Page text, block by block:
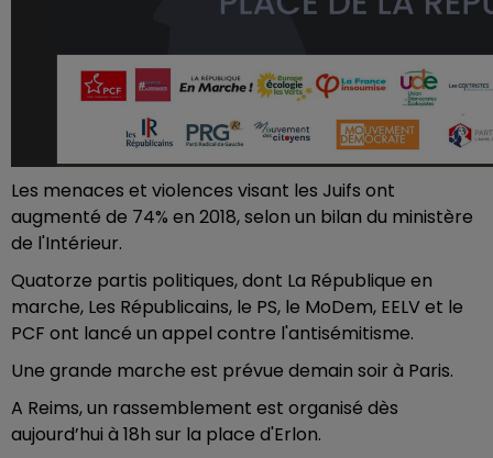
Les menaces et violences visant les Juifs ont
augmenté de 74% en 2018, selon un bilan du ministère
de l'Intérieur.
Quatorze partis politiques, dont La République en
marche, Les Républicains, le PS, le MoDem, EELV et le
PCF ont lancé un appel contre l'antisémitisme.
Une grande marche est prévue demain soir à Paris.
A Reims, un rassemblement est organisé dès
aujourd’hui à 18h sur la place d'Erlon.